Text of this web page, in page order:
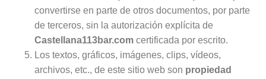
convertirse en parte de otros documentos, por parte
de terceros, sin la autorización explícita de
Castellana113bar.com certificada por escrito.
Los textos, gráficos, imágenes, clips, vídeos,
archivos, etc., de este sitio web son propiedad